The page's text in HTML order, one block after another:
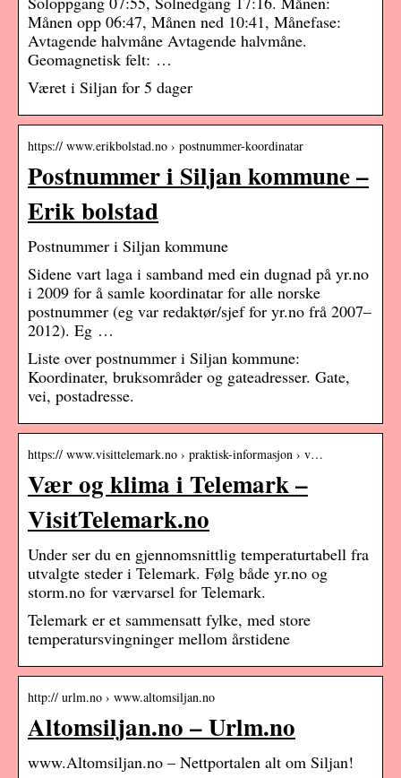
Månen opp 06:47, Månen ned 10:41, Månefase:
Avtagende halvmåne Avtagende halvmåne.
Geomagnetisk felt: …
Været i Siljan for 5 dager
https:// www.erikbolstad.no › postnummer-koordinatar
Postnummer i Siljan kommune –
Erik bolstad
Postnummer i Siljan kommune
Sidene vart laga i samband med ein dugnad på yr.no
i 2009 for å samle koordinatar for alle norske
postnummer (eg var redaktør/sjef for yr.no frå 2007–
2012). Eg …
Liste over postnummer i Siljan kommune:
Koordinater, bruksområder og gateadresser. Gate,
vei, postadresse.
https:// www.visittelemark.no › praktisk-informasjon › v…
Vær og klima i Telemark –
VisitTelemark.no
Under ser du en gjennomsnittlig temperaturtabell fra
utvalgte steder i Telemark. Følg både yr.no og
storm.no for værvarsel for Telemark.
Telemark er et sammensatt fylke, med store
temperatursvingninger mellom årstidene
http:// urlm.no › www.altomsiljan.no
Altomsiljan.no – Urlm.no
www.Altomsiljan.no – Nettportalen alt om Siljan!